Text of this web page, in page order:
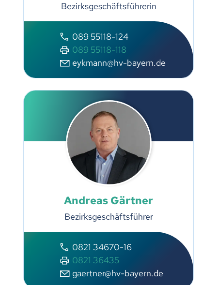
Bezirksgeschäftsführerin
089 55118-124
089 55118-118
eykmann@hv-bayern.de
Andreas Gärtner
Bezirksgeschäftsführer
0821 34670-16
0821 36435
gaertner@hv-bayern.de